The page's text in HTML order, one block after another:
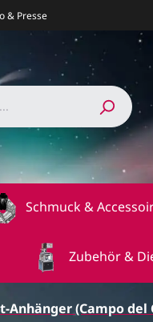
& Presse
Schmuck &
Zubehör &
Anhänger (Campo